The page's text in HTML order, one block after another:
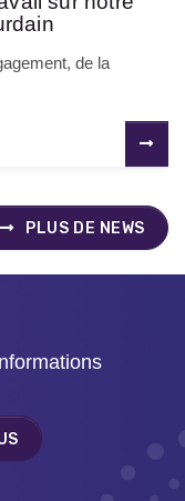
de la
PLUS DE NEWS